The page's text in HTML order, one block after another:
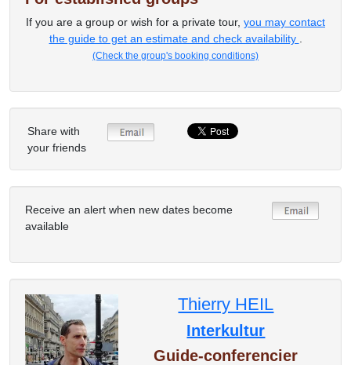
If you are a group or wish for a private tour, you may contact
the guide to get an estimate and check availability
(Check the group's booking conditions)
Share with
your friends
Receive an alert when new dates become
available
Thierry HEIL
Interkultur
Guide-conferencier